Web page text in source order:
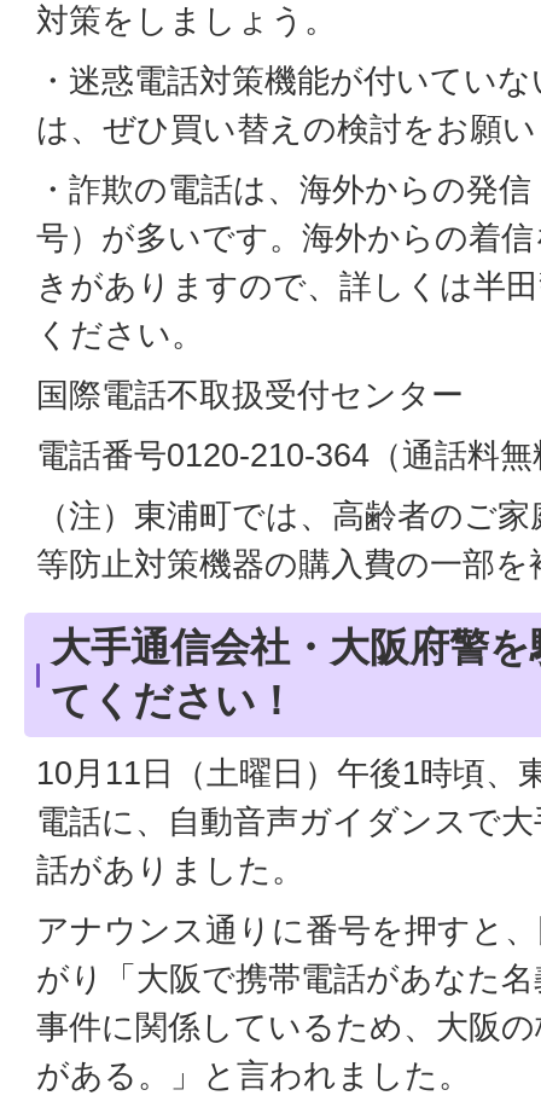
対策をしましょう。
・迷惑電話対策機能が付いてい
は、ぜひ買い替えの検討をお願
・詐欺の電話は、海外からの発
号）が多いです。海外からの着
きがありますので、詳しくは半
ください。
国際電話不取扱受付センター
電話番号0120-210-364（通話料無
（注）東浦町では、高齢者のご
等防止対策機器の購入費の一部
大手通信会社・大阪府警
てください！
10月11日（土曜日）午後1時頃、
電話に、自動音声ガイダンスで
話がありました。
アナウンス通りに番号を押すと
がり「大阪で携帯電話があなた
事件に関係しているため、大阪
がある。」と言われました。